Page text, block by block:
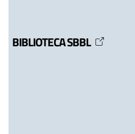
BIBLIOTECA SBBL